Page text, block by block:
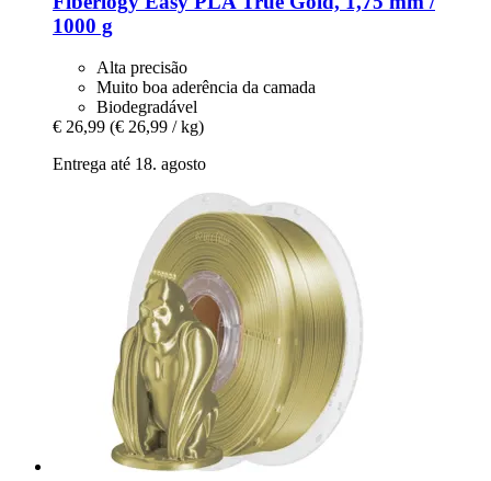
1000 g
Alta precisão
Muito boa aderência da camada
Biodegradável
€ 26,99 (€ 26,99 / kg)
Entrega até 18. agosto